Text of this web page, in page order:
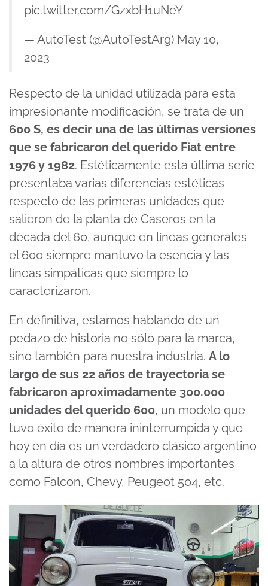
pic.twitter.com/GzxbH1uNeY
— AutoTest (@AutoTestArg) May 10,
2023
Respecto de la unidad utilizada para esta
impresionante modificación, se trata de un
600 S, es decir una de las últimas versiones
que se fabricaron del querido Fiat entre
1976 y 1982. Estéticamente esta última serie
presentaba varias diferencias estéticas
respecto de las primeras unidades que
salieron de la planta de Caseros en la
década del 60, aunque en líneas generales
el 600 siempre mantuvo la esencia y las
líneas simpáticas que siempre lo
caracterizaron.
En definitiva, estamos hablando de un
pedazo de historia no sólo para la marca,
sino también para nuestra industria. A lo
largo de sus 22 años de trayectoria se
fabricaron aproximadamente 300.000
unidades del querido 600, un modelo que
tuvo éxito de manera ininterrumpida y que
hoy en día es un verdadero clásico argentino
a la altura de otros nombres importantes
como Falcon, Chevy, Peugeot 504, etc.